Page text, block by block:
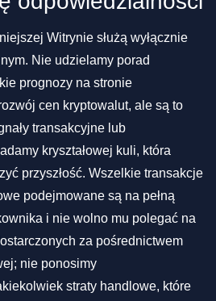
Witrynie służą wyłącznie
Nie udzielamy porad
prognozy na stronie
cen kryptowalut, ale są to
transakcyjne lub
kryształowej kuli, która
przyszłość. Wszelkie transakcje
podejmowane są na pełną
i nie wolno mu polegać na
za pośrednictwem
nie ponosimy
straty handlowe, które